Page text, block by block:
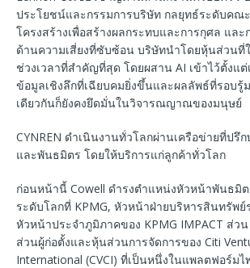
ประโยชน์และกรรมการบริษัท กลยุทธ์ระดับคณ
โครงสร้างเพื่อสร้างผลกระทบและการกุศล และ
ด้านความเสี่ยงที่ซับซ้อน บริษัทนำโดยหุ้นส่วนที่
ช่วงเวลาที่สำคัญที่สุด โดยผสาน AI เข้าไว้ตั้งแต่
ข้อมูลเชิงลึกที่เฉียบคมยิ่งขึ้นและผลลัพธ์ที่รอบ
เดียวกันก็ยังคงยึดมั่นในวิจารณญาณของมนุษย์
CYNREN ดำเนินงานทั่วโลกผ่านเครือข่ายที่ปรึ
และพันธมิตร โดยให้บริการแก่ลูกค้าทั่วโลก
ก่อนหน้านี้ Cowell ดำรงตำแหน่งหัวหน้าพันธมิ
ระดับโลกที่ KPMG, หัวหน้าฝ่ายบริหารสินทรัพ
หัวหน้าประจำภูมิภาคของ KPMG IMPACT ส่ว
ส่วนผู้ก่อตั้งและหุ้นส่วนการจัดการของ Citi
International (CVCI) ที่เป็นหนึ่งในแพลตฟอร์ม